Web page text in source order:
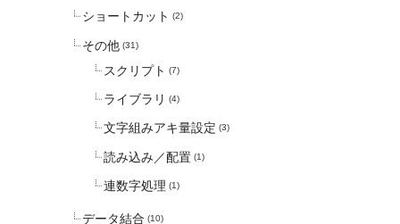
ショートカット (2)
その他 (31)
スクリプト (7)
ライブラリ (4)
文字組みアキ量設定 (3)
読み込み／配置 (1)
連数字処理 (1)
データ結合 (10)